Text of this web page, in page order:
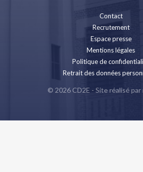
Contact
Recrutement
Espace presse
Mentions légales
Politique de
Retrait des données
© 2026 CD2E - Site réalisé par